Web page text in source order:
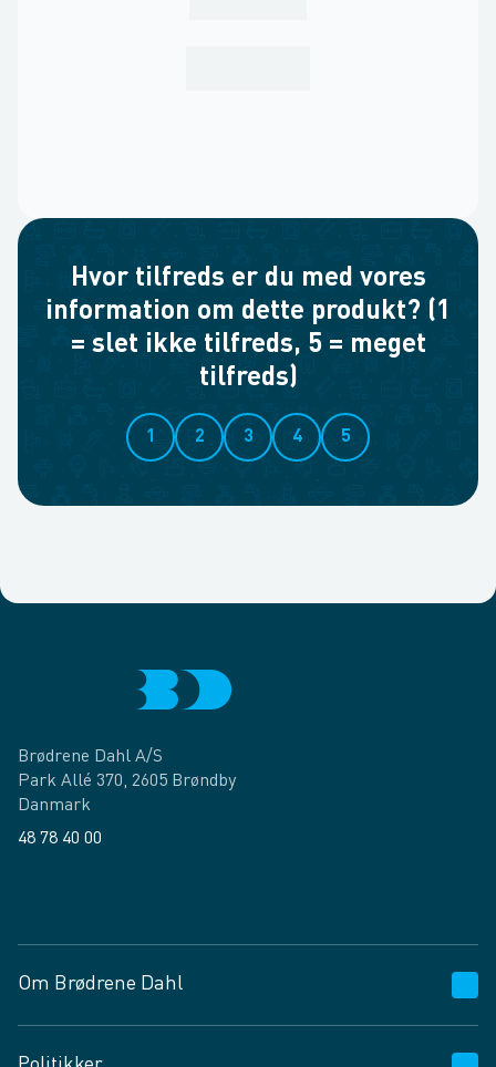
Hvor tilfreds er du med vores
information om dette produkt? (1
= slet ikke tilfreds, 5 = meget
tilfreds)
1 2 3 4 5
Brødrene Dahl A/S
Park Allé 370, 2605 Brøndby
Danmark
48 78 40 00
Om Brødrene Dahl